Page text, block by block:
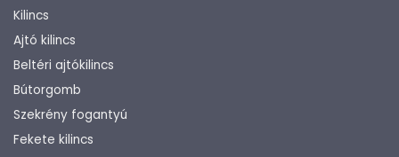
Kilincs
Ajtó kilincs
Beltéri ajtókilincs
Bútorgomb
Szekrény fogantyú
Fekete kilincs